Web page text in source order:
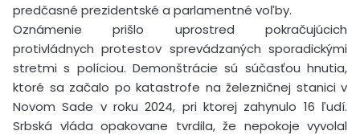
predčasné prezidentské a parlamentné voľby.
Oznámenie prišlo uprostred pokračujúcich
protivládnych protestov sprevádzaných sporadickými
stretmi s políciou. Demonštrácie sú súčasťou hnutia,
ktoré sa začalo po katastrofe na železničnej stanici v
Novom Sade v roku 2024, pri ktorej zahynulo 16 ľudí.
Srbská vláda opakovane tvrdila, že nepokoje vyvolal